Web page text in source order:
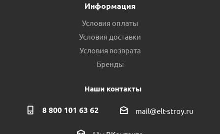
Информация
Условия оплаты
Условия доставки
Условия возврата
Бренды
Наши контакты
8 800 101 63 62 mail@elt-stroy.ru